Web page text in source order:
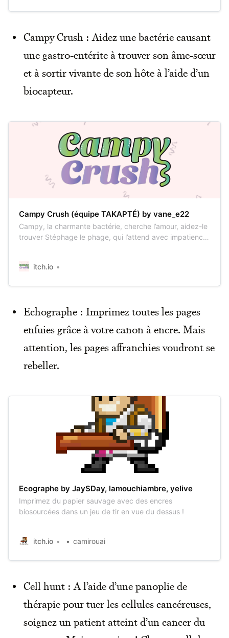
Campy Crush : Aidez une bactérie causant
une gastro-entérite à trouver son âme-sœur
et à sortir vivante de son hôte à l’aide d’un
biocapteur.
Campy Crush (équipe TAKAPTÉ) by vane_e22
Campy, la charmante bactérie, cherche l’amour, aidez-le
trouver Stéphage le phage, qui l’attend avec impatience
itch.io
Echographe : Imprimez toutes les pages
enfuies grâce à votre canon à encre. Mais
attention, les pages affranchies voudront se
rebeller.
Ecographe by JaySDay, lamouchiambre, yelive
Imprimez du papier sauvage avec des encres
biosourcées dans un jeu de tir en vue du dessus !
itch.io camirouai
Cell hunt : A l’aide d’une panoplie de
thérapie pour tuer les cellules cancéreuses,
soignez un patient atteint d’un cancer du